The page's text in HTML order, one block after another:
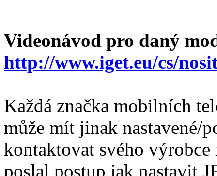
Videonávod pro daný
http://www.iget.eu/cs/
Každá značka mobilních
může mít jinak nastavené/
kontaktovat svého
poslal postup jak nastavit